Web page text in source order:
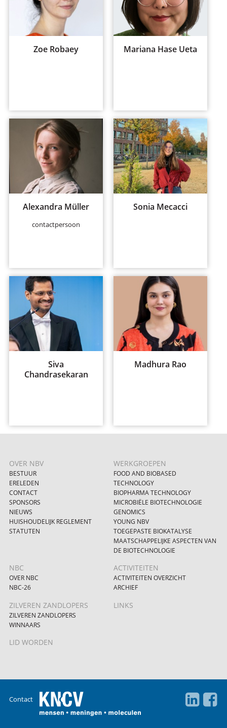
Zoe Robaey Mariana Hase Ueta
Alexandra Müller
contactpersoon
Sonia Mecacci
Siva
Chandrasekaran
Madhura Rao
OVER NBV
BESTUUR
ERELEDEN
CONTACT
SPONSORS
NIEUWS
HUISHOUDELIJK REGLEMENT
STATUTEN
WERKGROEPEN
FOOD AND BIOBASED
TECHNOLOGY
BIOPHARMA TECHNOLOGY
MICROBIËLE BIOTECHNOLOGIE
GENOMICS
YOUNG NBV
TOEGEPASTE BIOKATALYSE
MAATSCHAPPELIJKE ASPECTEN VAN
DE BIOTECHNOLOGIE
NBC
OVER NBC
NBC-26
ACTIVITEITEN
ACTIVITEITEN OVERZICHT
ARCHIEF
ZILVEREN ZANDLOPERS
ZILVEREN ZANDLOPERS
WINNAARS
LINKS
LID WORDEN
Contact